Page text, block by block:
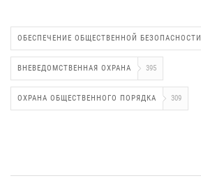
ОБЕСПЕЧЕНИЕ ОБЩЕСТВЕННОЙ БЕЗОПАСНОСТИ
ВНЕВЕДОМСТВЕННАЯ ОХРАНА 395
ОХРАНА ОБЩЕСТВЕННОГО ПОРЯДКА 309